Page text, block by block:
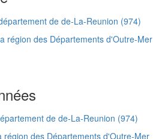
de de-La-Reunion (974)
région des Départements d'Outre-Mer
de de-La-Reunion (974)
région des Départements d'Outre-Mer